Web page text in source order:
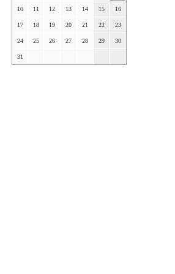
10 11 12 13 14 15 16
17 18 19 20 21 22 23
24 25 26 27 28 29 30
31